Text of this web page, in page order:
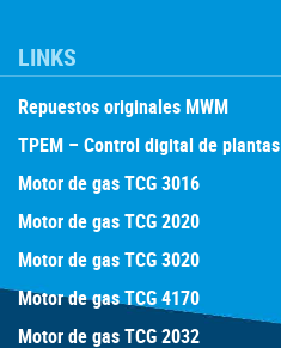
LINKS
Repuestos originales MWM
TPEM – Control digital de plantas
Motor de gas TCG 3016
Motor de gas TCG 2020
Motor de gas TCG 3020
Motor de gas TCG 4170
Motor de gas TCG 2032